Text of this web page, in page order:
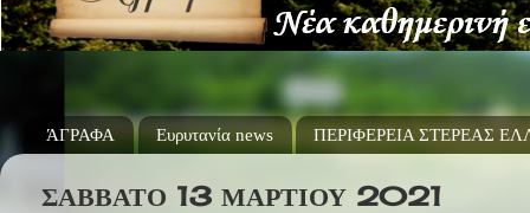
ΆΓΡΑΦΑ Ευρυτανία news ΠΕΡΙΦΕΡΕΙΑ ΣΤΕΡΕΑΣ
ΣΆΒΒΑΤΟ 13 ΜΑΡΤΊΟΥ 2021